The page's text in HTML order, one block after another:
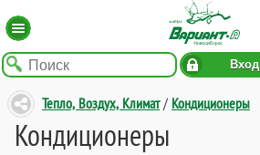
Вход
Тепло, Воздух, Климат/ Кондиционеры
Кондиционеры